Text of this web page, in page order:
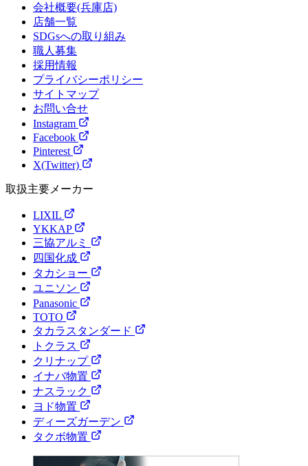
会社概要(兵庫店)
店舗一覧
SDGsへの取り組み
職人募集
採用情報
プライバシーポリシー
サイトマップ
お問い合せ
Instagram
Facebook
Pinterest
X(Twitter)
取扱主要メーカー
LIXIL
YKKAP
三協アルミ
四国化成
タカショー
ユニソン
Panasonic
TOTO
タカラスタンダード
トクラス
クリナップ
イナバ物置
ナスラック
ヨド物置
ディーズガーデン
タクボ物置